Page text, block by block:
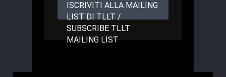
ISCRIVITI ALLA MAILING
LIST DI TLLT /
SUBSCRIBE TLLT
MAILING LIST